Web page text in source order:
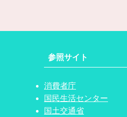
参照サイト
消費者庁
国民生活センター
国土交通省